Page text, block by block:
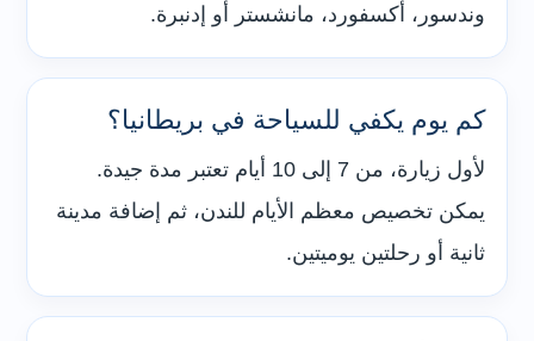
وندسور، أكسفورد، مانشستر أو إدنبرة.
كم يوم يكفي للسياحة في بريطانيا؟
لأول زيارة، من 7 إلى 10 أيام تعتبر مدة جيدة.
يمكن تخصيص معظم الأيام للندن، ثم إضافة مدينة
ثانية أو رحلتين يوميتين.